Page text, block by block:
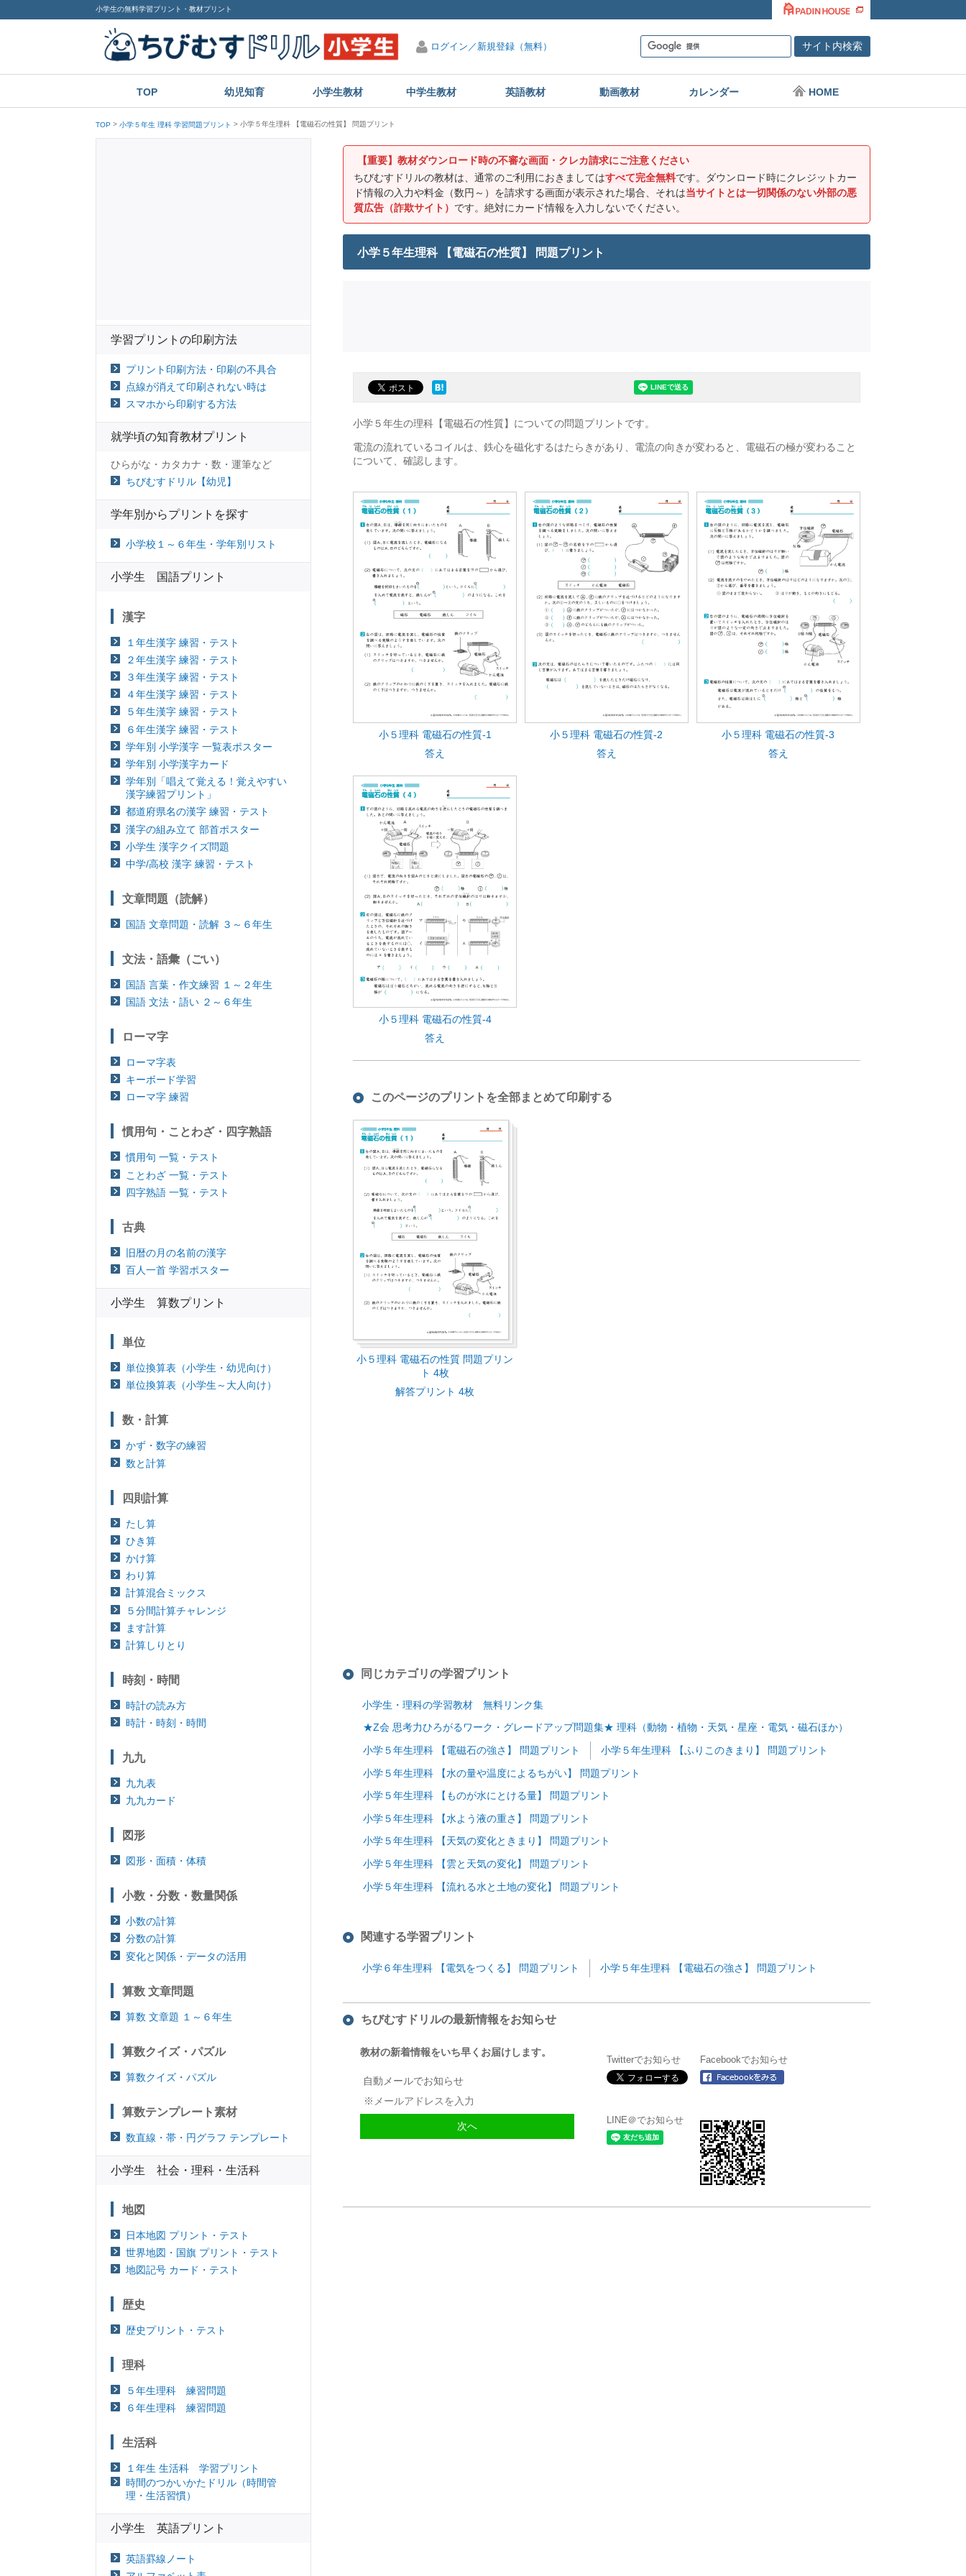
小学生の無料学習プリント・教材プリント
ログイン／新規登録（無料）
TOP 幼児知育 小学生教材 中学生教材 英語教材 動画教材 カレンダー HOME
TOP 小学５年生 理科 学習問題プリント 小学５年生理科 【電磁石の性質】 問題プリント
【重要】教材ダウンロード時の不審な画面・クレカ請求にご注意ください
ちびむすドリルの教材は、通常のご利用におきましてはすべて完全無料です。ダウンロード時にクレジットカー
ド情報の入力や料金（数円～）を請求する画面が表示された場合、それは当サイトとは一切関係のない外部の悪
質広告（詐欺サイト） です。絶対にカード情報を入力しないでください。
小学５年生理科 【電磁石の性質】 問題プリント
小学５年生の理科【電磁石の性質】についての問題プリントです。
電流の流れているコイルは、鉄心を磁化するはたらきがあり、電流の向きが変わると、電磁石の極が変わること
について、確認します。
小５理科 電磁石の性質-1
答え
小５理科 電磁石の性質-2
答え
小５理科 電磁石の性質-3
答え
小５理科 電磁石の性質-4
答え
このページのプリントを全部まとめて印刷する
小５理科 電磁石の性質 問題プリン
ト 4枚
解答プリント 4枚
同じカテゴリの学習プリント
小学生・理科の学習教材 無料リンク集
★Z会 思考力ひろがるワーク・グレードアップ問題集★ 理科（動物・植物・天気・星座・電気・磁石ほか）
小学５年生理科 【電磁石の強さ】 問題プリント
小学５年生理科 【ふりこのきまり】 問題プリント
小学５年生理科 【水の量や温度によるちがい】 問題プリント
小学５年生理科 【ものが水にとける量】 問題プリント
小学５年生理科 【水よう液の重さ】 問題プリント
小学５年生理科 【天気の変化ときまり】 問題プリント
小学５年生理科 【雲と天気の変化】 問題プリント
小学５年生理科 【流れる水と土地の変化】 問題プリント
関連する学習プリント
小学６年生理科 【電気をつくる】 問題プリント 小学５年生理科 【電磁石の強さ】 問題プリント
ちびむすドリルの最新情報をお知らせ
教材の新着情報をいち早くお届けします。
自動メールでお知らせ
Twitterでお知らせ Facebookでお知らせ
LINE＠でお知らせ
学習プリントの印刷方法
プリント印刷方法・印刷の不具合
点線が消えて印刷されない時は
スマホから印刷する方法
就学頃の知育教材プリント
ひらがな・カタカナ・数・運筆など
ちびむすドリル【幼児】
学年別からプリントを探す
小学校１～６年生・学年別リスト
小学生 国語プリント
漢字
１年生漢字 練習・テスト
２年生漢字 練習・テスト
３年生漢字 練習・テスト
４年生漢字 練習・テスト
５年生漢字 練習・テスト
６年生漢字 練習・テスト
学年別 小学漢字 一覧表ポスター
学年別 小学漢字カード
学年別「唱えて覚える！覚えやすい
漢字練習プリント」
都道府県名の漢字 練習・テスト
漢字の組み立て 部首ポスター
小学生 漢字クイズ問題
中学/高校 漢字 練習・テスト
文章問題（読解）
国語 文章問題・読解 ３～６年生
文法・語彙（ごい）
国語 言葉・作文練習 １～２年生
国語 文法・語い ２～６年生
ローマ字
ローマ字表
キーボード学習
ローマ字 練習
慣用句・ことわざ・四字熟語
慣用句 一覧・テスト
ことわざ 一覧・テスト
四字熟語 一覧・テスト
古典
旧暦の月の名前の漢字
百人一首 学習ポスター
小学生 算数プリント
単位
単位換算表（小学生・幼児向け）
単位換算表（小学生～大人向け）
数・計算
かず・数字の練習
数と計算
四則計算
たし算
ひき算
かけ算
わり算
計算混合ミックス
５分間計算チャレンジ
ます計算
計算しりとり
時刻・時間
時計の読み方
時計・時刻・時間
九九
九九表
九九カード
図形
図形・面積・体積
小数・分数・数量関係
小数の計算
分数の計算
変化と関係・データの活用
算数 文章問題
算数 文章題 １～６年生
算数クイズ・パズル
算数クイズ・パズル
算数テンプレート素材
数直線・帯・円グラフ テンプレート
小学生 社会・理科・生活科
地図
日本地図 プリント・テスト
世界地図・国旗 プリント・テスト
地図記号 カード・テスト
歴史
歴史プリント・テスト
理科
５年生理科 練習問題
６年生理科 練習問題
生活科
１年生 生活科 学習プリント
時間のつかいかたドリル（時間管
理・生活習慣）
小学生 英語プリント
英語罫線ノート